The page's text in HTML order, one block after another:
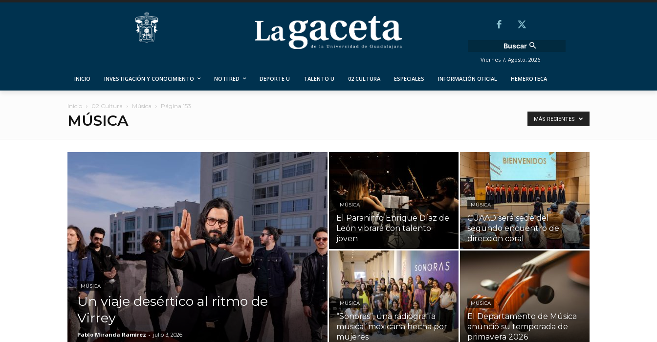
Buscar
Viernes 7, Agosto, 2026
INICIO INVESTIGACIÓN Y CONOCIMIENTO NOTI RED DEPORTE U TALENTO U 02 CULTURA ESPECIALES INFORMACIÓN OFICIAL HEMEROTECA
Inicio 02 Cultura Música Página 153
MÚSICA MÁS RECIENTES
MÚSICA
Un viaje desértico al ritmo de
Virrey
Pablo Miranda Ramírez - julio 3, 2026
MÚSICA
El Paraninfo Enrique Díaz de
León vibrará con talento
joven
MÚSICA
CUAAD será sede del
segundo encuentro de
dirección coral
MÚSICA
“Sonoras”, una radiografía
musical mexicana hecha por
mujeres
MÚSICA
El Departamento de Música
anunció su temporada de
primavera 2026